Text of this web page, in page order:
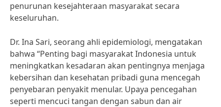
penurunan kesejahteraan masyarakat secara
keseluruhan.
Dr. Ina Sari, seorang ahli epidemiologi, mengatakan
bahwa “Penting bagi masyarakat Indonesia untuk
meningkatkan kesadaran akan pentingnya menjaga
kebersihan dan kesehatan pribadi guna mencegah
penyebaran penyakit menular. Upaya pencegahan
seperti mencuci tangan dengan sabun dan air